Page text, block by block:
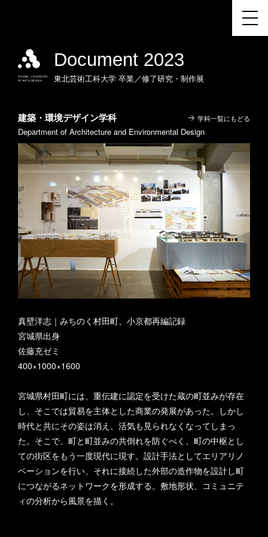
Document 2023
東北芸術工科大学 卒業／修了研究・制作展
学科一覧にもどる
建築・環境デザイン学科
Department of Architecture and Environmental Design
真壁洋志｜みちのく村田町、小京都再編記録
宮城県出身
佐藤充ゼミ
400×1000×1600
宮城県村田町には、重伝建に認定を受けた蔵の町並みが存在
し、そこでは貿易を主体とした商業の発展があった。しかし
時代と共にその姿は消え、活気も見られなくなってしまっ
た。そこで、町と町並みの共倒れを防ぐべく、町の中枢とし
ての街区をもう一度現代に現す。設計手法としてエリアリノ
ベーションを行い、それに接続した外部の造作物を設計し町
につながるネットワークを形成する。敷地形状、コミュニテ
ィの分析から風景を描く。